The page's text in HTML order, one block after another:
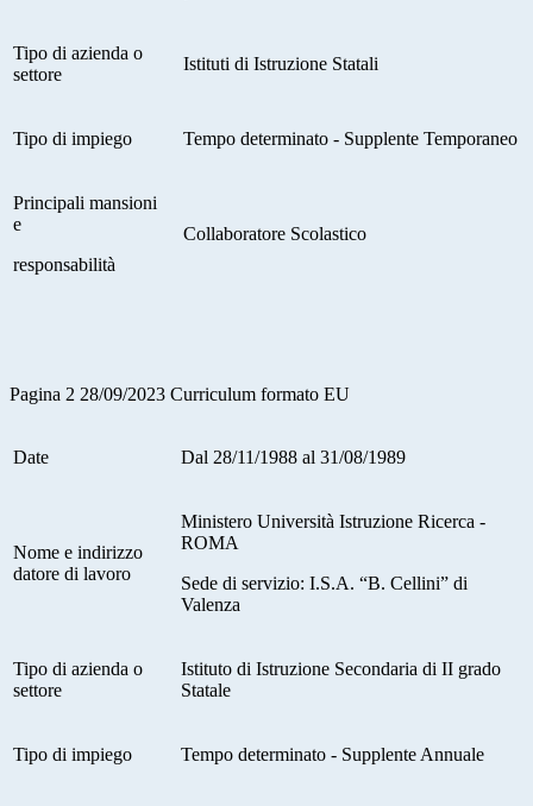
Tipo di azienda o
settore
Istituti di Istruzione Statali
Tipo di impiego Tempo determinato - Supplente Temporaneo
Principali mansioni
e
responsabilità
Collaboratore Scolastico
Pagina 2 28/09/2023 Curriculum formato EU
Date Dal 28/11/1988 al 31/08/1989
Nome e indirizzo
datore di lavoro
Ministero Università Istruzione Ricerca -
ROMA
Sede di servizio: I.S.A. “B. Cellini” di
Valenza
Tipo di azienda o
settore
Istituto di Istruzione Secondaria di II grado
Statale
Tipo di impiego Tempo determinato - Supplente Annuale